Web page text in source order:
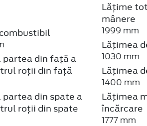
partea din față a
roții din față
din spate a
roții din spate
Lățime
mânere
1999 mm
Lățimea
1030 mm
Lățimea
1400 mm
Lățimea
încărcare
1777 mm